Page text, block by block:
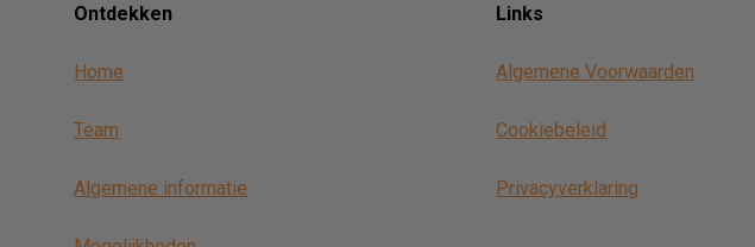
Ontdekken
Home
Team
Algemene informatie
Links
Algemene Voorwaarden
Cookiebeleid
Privacyverklaring